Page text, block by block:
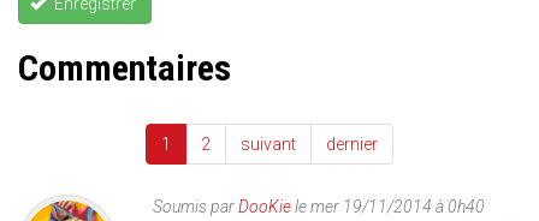
Commentaires
1 2 suivant dernier
Soumis parDooKiele mer 19/11/2014 à 0h40